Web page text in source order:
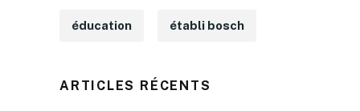
éducation établi bosch
ARTICLES RÉCENTS